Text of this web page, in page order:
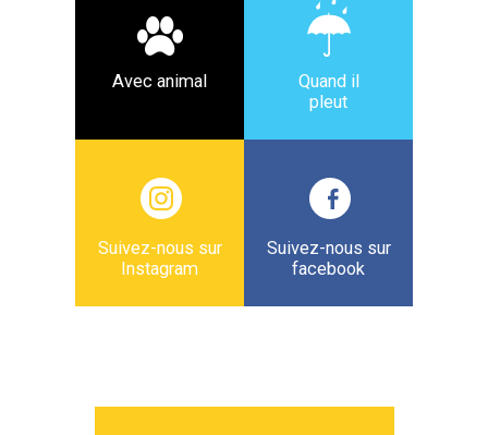
Avec animal
Quand il
pleut
Suivez-nous sur
Instagram
Suivez-nous sur
facebook